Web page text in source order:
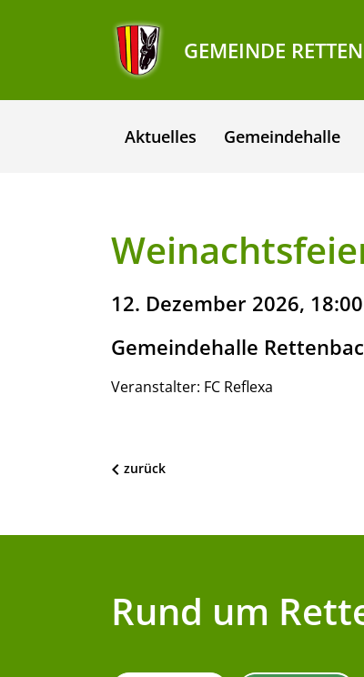
GEMEINDE
Aktuelles Gemeindehalle
12. Dezember 2026,
Gemeindehalle
Veranstalter: FC Reflexa
zurück
Rund um